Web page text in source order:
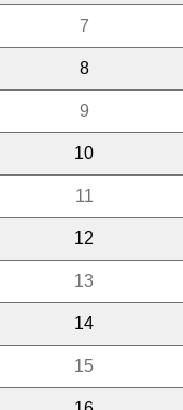
7
8
9
10
11
12
13
14
15